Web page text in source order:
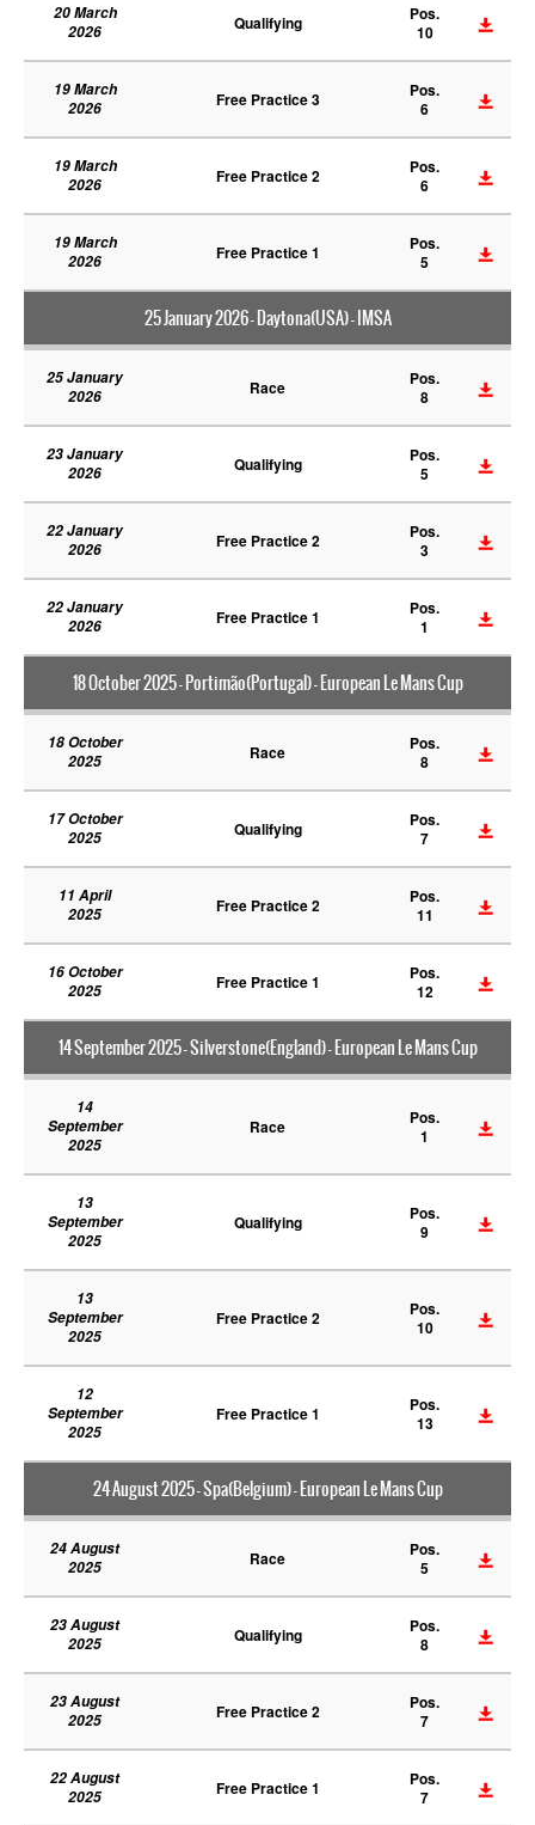
20 March
2026
Qualifying
Pos.
10
19 March
2026
Free Practice 3
Pos.
6
19 March
2026
Free Practice 2
Pos.
6
19 March
2026
Free Practice 1
Pos.
5
25 January 2026 - Daytona(USA) - IMSA
25 January
2026
Race
Pos.
8
23 January
2026
Qualifying
Pos.
5
22 January
2026
Free Practice 2
Pos.
3
22 January
2026
Free Practice 1
Pos.
1
18 October 2025 - Portimão(Portugal) - European Le Mans Cup
18 October
2025
Race
Pos.
8
17 October
2025
Qualifying
Pos.
7
11 April
2025
Free Practice 2
Pos.
11
16 October
2025
Free Practice 1
Pos.
12
14 September 2025 - Silverstone(England) - European Le Mans Cup
14
September
2025
Race
Pos.
1
13
September
2025
Qualifying
Pos.
9
13
September
2025
Free Practice 2
Pos.
10
12
September
2025
Free Practice 1
Pos.
13
24 August 2025 - Spa(Belgium) - European Le Mans Cup
24 August
2025
Race
Pos.
5
23 August
2025
Qualifying
Pos.
8
23 August
2025
Free Practice 2
Pos.
7
22 August
2025
Free Practice 1
Pos.
7